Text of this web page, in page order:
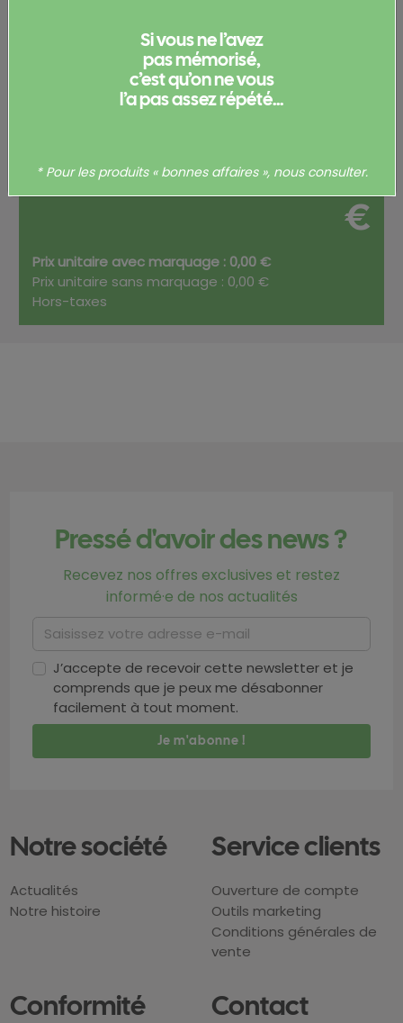
et/ou commander votre produit.
Votre commande
Total
0,00
€
Prix unitaire avec marquage : 0,00 €
Prix unitaire sans marquage : 0,00 €
Hors-taxes
Pressé d'avoir des news ?
Recevez nos offres exclusives et restez
informé·e de nos actualités
J’accepte de recevoir cette newsletter et je
comprends que je peux me désabonner
facilement à tout moment.
Notre société
Actualités
Notre histoire
Service clients
Ouverture de compte
Outils marketing
Conditions générales de
vente
Conformité Contact
Si vous ne l’avez
pas mémorisé,
c’est qu’on ne vous
l’a pas assez répété...
* Pour les produits « bonnes affaires », nous consulter.